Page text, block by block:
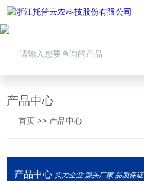
产品中心
首页 >> 产品中心
产品中心 实力企业 源头厂家 品质保证